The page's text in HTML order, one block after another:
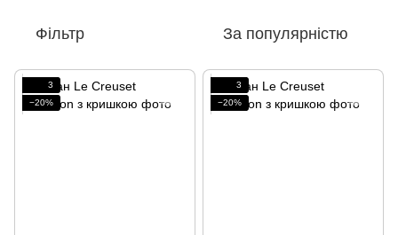
Фільтр За популярністю
3
−20%
3
−20%